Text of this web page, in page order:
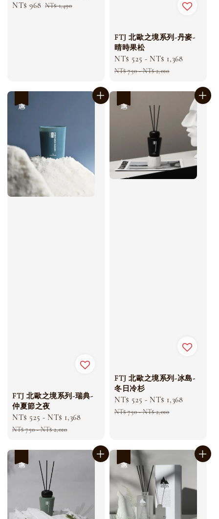
Sale
NT$ 968 Regular
NT$ 1,490
FTJ 北歐之境系列-丹麥-
晴時果松
Sale
price
NT$ 525 - NT$ 1,368
NT$ 750-NT$ 2,010
FTJ 北歐之境系列-瑞典-
仲夏節之夜
Sale
price
NT$ 525 - NT$ 1,368
NT$ 750-NT$ 2,010
FTJ 北歐之境系列-冰島-
冬日冷杉
Sale
price
NT$ 525 - NT$ 1,368
NT$ 750-NT$ 2,010